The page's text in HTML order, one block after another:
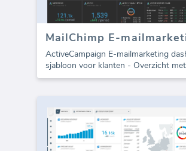
ActiveCampaign E-mailmarketing
sjabloon voor klanten - Overzicht